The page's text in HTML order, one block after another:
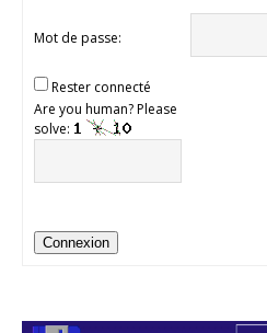
Mot de passe:
Rester connecté
Are you human? Please
solve:
Connexion